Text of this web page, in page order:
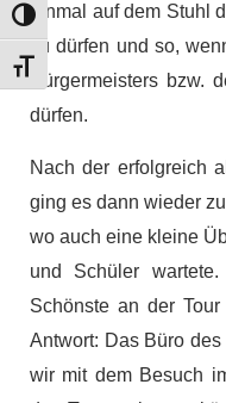
Umschalten auf hohe
Schrift vergrößern
einmal auf dem Stuhl
zu dürfen und so,
Bürgermeisters bzw.
dürfen.
Nach der erfolgreich
ging es dann wieder
wo auch eine kleine
und Schüler
Schönste an der
Antwort: Das Büro
wir mit dem Besuch